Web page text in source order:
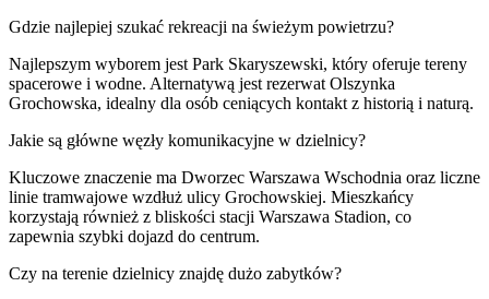
Gdzie najlepiej szukać rekreacji na świeżym powietrzu?
Najlepszym wyborem jest Park Skaryszewski, który oferuje tereny
spacerowe i wodne. Alternatywą jest rezerwat Olszynka
Grochowska, idealny dla osób ceniących kontakt z historią i naturą.
Jakie są główne węzły komunikacyjne w dzielnicy?
Kluczowe znaczenie ma Dworzec Warszawa Wschodnia oraz liczne
linie tramwajowe wzdłuż ulicy Grochowskiej. Mieszkańcy
korzystają również z bliskości stacji Warszawa Stadion, co
zapewnia szybki dojazd do centrum.
Czy na terenie dzielnicy znajdę dużo zabytków?